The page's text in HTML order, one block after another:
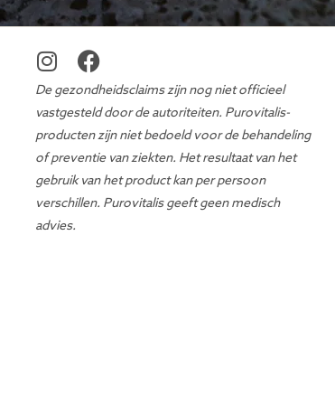
De gezondheidsclaims zijn nog niet officieel
vastgesteld door de autoriteiten. Purovitalis-
producten zijn niet bedoeld voor de behandeling
of preventie van ziekten. Het resultaat van het
gebruik van het product kan per persoon
verschillen. Purovitalis geeft geen medisch
advies.